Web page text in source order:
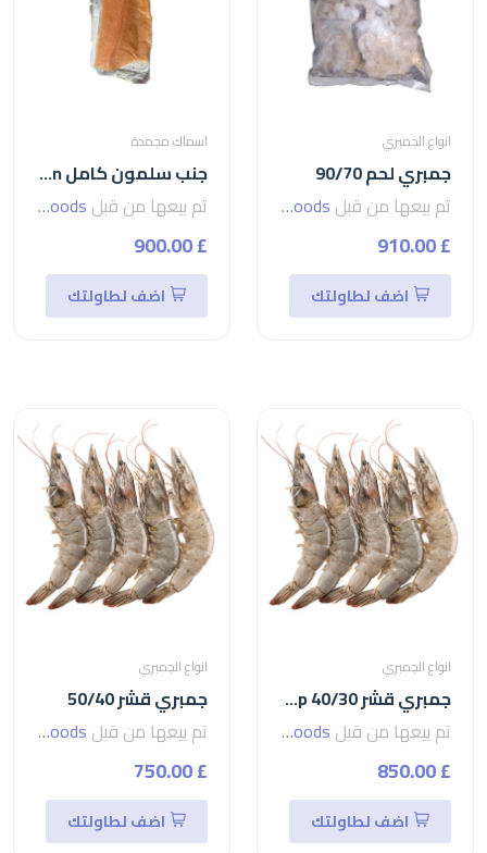
انواع الجمبري
جمبري لحم 90/70
تم بيعها من قبل seven foods
£ 910.00
اضف لطاولتك
اسماك مجمدة
جنب سلمون كامل salmon
تم بيعها من قبل seven foods
£ 900.00
اضف لطاولتك
انواع الجمبري
جمبري قشر 40/30 shrimp
تم بيعها من قبل seven foods
£ 850.00
اضف لطاولتك
انواع الجمبري
جمبري قشر 50/40
تم بيعها من قبل seven foods
£ 750.00
اضف لطاولتك